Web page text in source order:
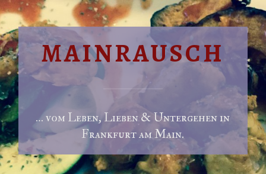
MAINRAUSCH
… vom Leben, Lieben & Untergehen in
Frankfurt am Main.